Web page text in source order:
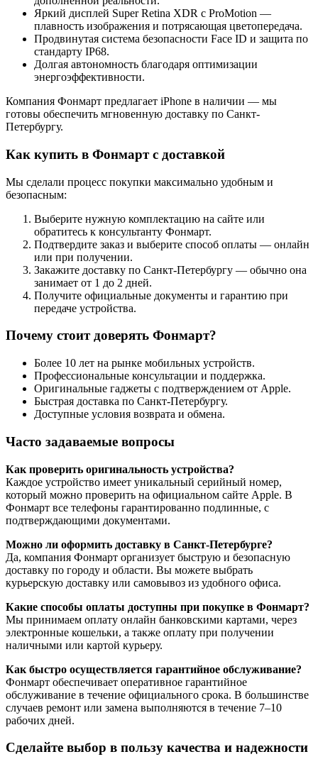
Яркий дисплей Super Retina XDR с ProMotion —
плавность изображения и потрясающая цветопередача.
Продвинутая система безопасности Face ID и защита по
стандарту IP68.
Долгая автономность благодаря оптимизации
энергоэффективности.
Компания Фонмарт предлагает iPhone в наличии — мы
готовы обеспечить мгновенную доставку по Санкт-
Петербургу.
Как купить в Фонмарт с доставкой
Мы сделали процесс покупки максимально удобным и
безопасным:
Выберите нужную комплектацию на сайте или
обратитесь к консультанту Фонмарт.
Подтвердите заказ и выберите способ оплаты — онлайн
или при получении.
Закажите доставку по Санкт-Петербургу — обычно она
занимает от 1 до 2 дней.
Получите официальные документы и гарантию при
передаче устройства.
Почему стоит доверять Фонмарт?
Более 10 лет на рынке мобильных устройств.
Профессиональные консультации и поддержка.
Оригинальные гаджеты с подтверждением от Apple.
Быстрая доставка по Санкт-Петербургу.
Доступные условия возврата и обмена.
Часто задаваемые вопросы
Как проверить оригинальность устройства?
Каждое устройство имеет уникальный серийный номер,
который можно проверить на официальном сайте Apple. В
Фонмарт все телефоны гарантированно подлинные, с
подтверждающими документами.
Можно ли оформить доставку в Санкт-Петербурге?
Да, компания Фонмарт организует быструю и безопасную
доставку по городу и области. Вы можете выбрать
курьерскую доставку или самовывоз из удобного офиса.
Какие способы оплаты доступны при покупке в Фонмарт?
Мы принимаем оплату онлайн банковскими картами, через
электронные кошельки, а также оплату при получении
наличными или картой курьеру.
Как быстро осуществляется гарантийное обслуживание?
Фонмарт обеспечивает оперативное гарантийное
обслуживание в течение официального срока. В большинстве
случаев ремонт или замена выполняются в течение 7–10
рабочих дней.
Сделайте выбор в пользу качества и надежности